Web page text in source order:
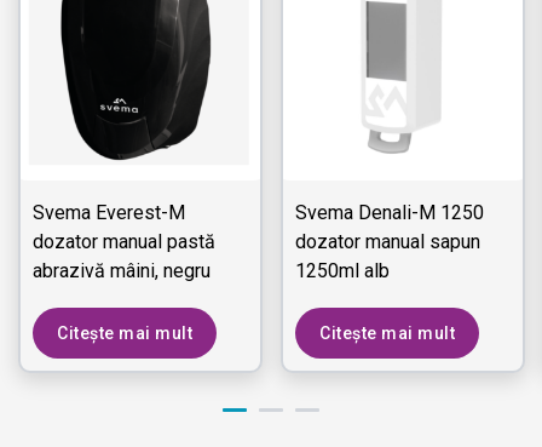
Svema Everest-M
dozator manual pastă
abrazivă mâini, negru
Citește mai mult
Svema Denali-M 1250
dozator manual sapun
1250ml alb
Citește mai mult